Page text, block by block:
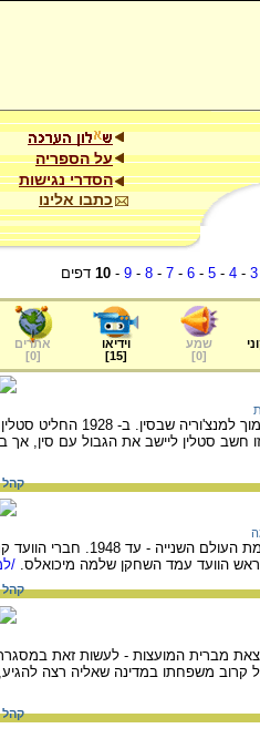
על הספריה
הסדרי נגישות
כתבו אלינו
3
-
4
-
5
-
6
-
7
-
8
-
9
-
10 דפים
שמע
[
0
]
וידיאו
[
15
]
אתרים
[
0
]
מחוז יהודי אוטונומי במזרח
סטלין ליישב את הגבול עם סין, אך
קהל
גוף יהודי שפעל בברית המועצות
הוועד עמד השחקן שלמה מיכואלס. /
קהל
מברית המועצות - לעשות זאת
קרוב משפחתו במדינה שאליה רצה
קהל